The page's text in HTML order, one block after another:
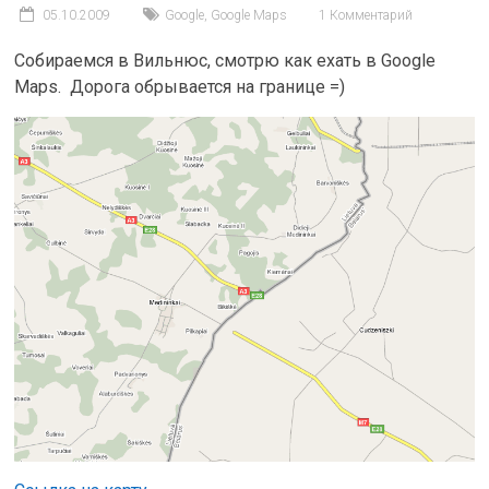
05.10.2009 Google, Google Maps 1 Комментарий
Собираемся в Вильнюс, смотрю как ехать в Google
Maps. Дорога обрывается на границе =)